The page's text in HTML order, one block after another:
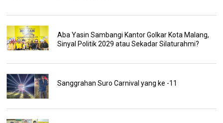
Aba Yasin Sambangi Kantor Golkar Kota Malang,
Sinyal Politik 2029 atau Sekadar Silaturahmi?
Sanggrahan Suro Carnival yang ke -11